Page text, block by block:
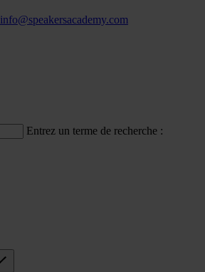
info@speakersacademy.com
Entrez un terme de recherche :